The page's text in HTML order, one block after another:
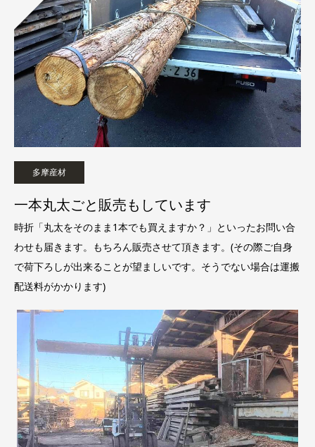
多摩産材
一本丸太ごと販売もしています
時折「丸太をそのまま1本でも買えますか？」といったお問い合
わせも届きます。もちろん販売させて頂きます。(その際ご自身
で荷下ろしが出来ることが望ましいです。そうでない場合は運搬
配送料がかかります)